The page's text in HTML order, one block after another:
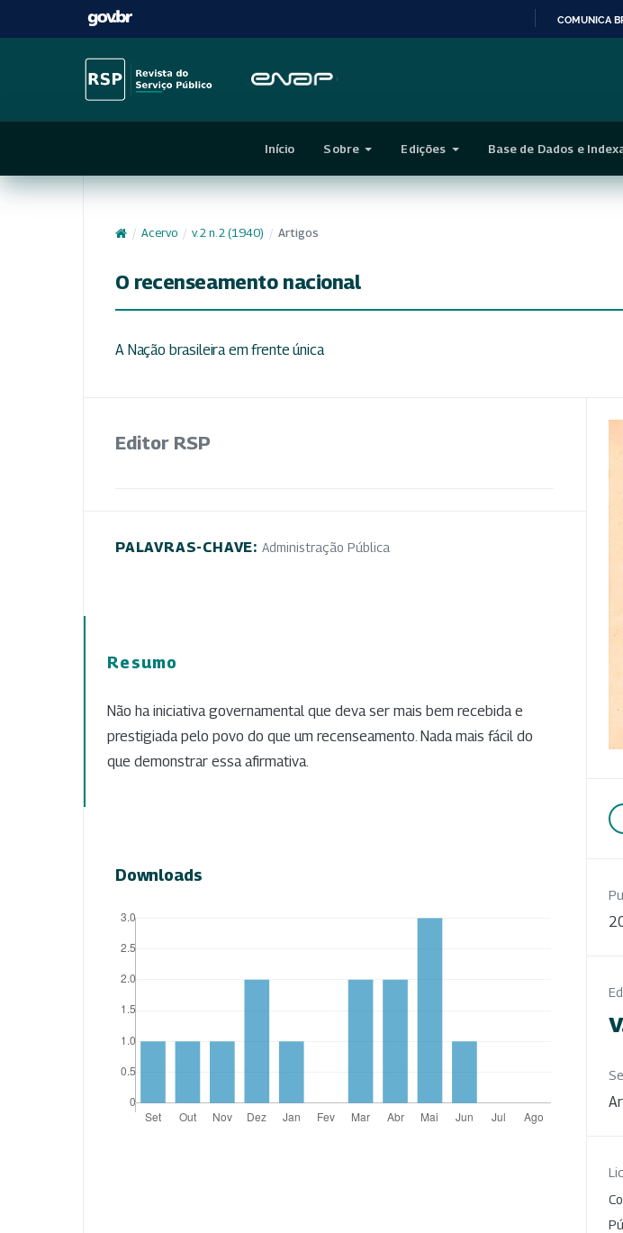
COMUNICA
Início Sobre Edições Base de Dados e
/ Acervo / v. 2 n. 2 (1940) / Artigos
O recenseamento nacional
A Nação brasileira em frente única
Editor RSP
PALAVRAS-CHAVE: Administração Pública
Resumo
Não ha iniciativa governamental que deva ser mais bem recebida e
prestigiada pelo povo do que um recenseamento. Nada mais fácil do
que demonstrar essa afirmativa.
Downloads